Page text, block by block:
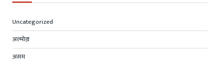
Uncategorized
अल्मोड़ा
असम